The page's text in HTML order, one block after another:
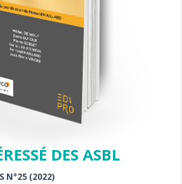
DES ASBL
N°25 (2022)